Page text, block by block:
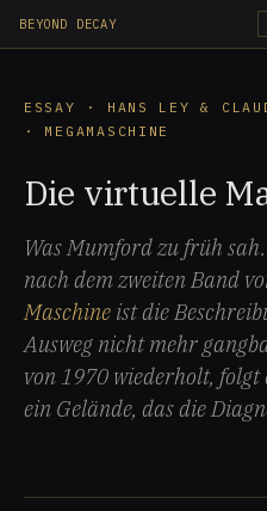
BEYOND DECAY
ESSAY · HANS LEY &
· MEGAMASCHINE
Die virtuelle
Was Mumford zu früh
nach dem zweiten Band
Maschine ist die
Ausweg nicht mehr
von 1970 wiederholt,
ein Gelände, das die